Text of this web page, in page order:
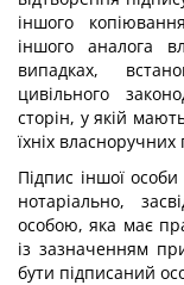
іншого
іншого аналога
випадках,
цивільного
сторін, у якій
їхніх власноручних
Підпис іншої
нотаріально,
особою, яка має
із зазначенням
бути підписаний